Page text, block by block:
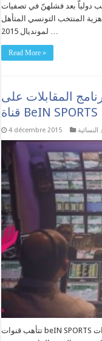
دولياّ بعد فشلهنّ في تصفيات
تجدين جاهزية المنتخب التونسي المتأهل
لمونديال 2015 …
Read More »
المقابلات على
قناة BeIN SPORTS
4 décembre 2015 النسائية
تتأهب قنوات beIN SPORTS لتغطية غير مسبوقة لبطولة العالم لكرة اليد للسيدات